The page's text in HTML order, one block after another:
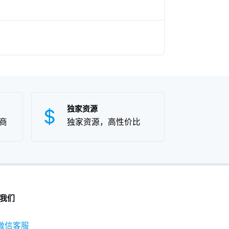
独家资源
独家资源，高性价比
们
信客服